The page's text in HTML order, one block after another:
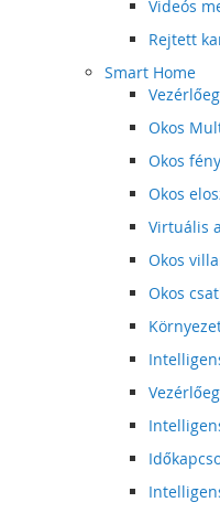
Videós
Rejtett
Smart Home
Okos
Okos
Okos
Virtuális
Okos
Okos